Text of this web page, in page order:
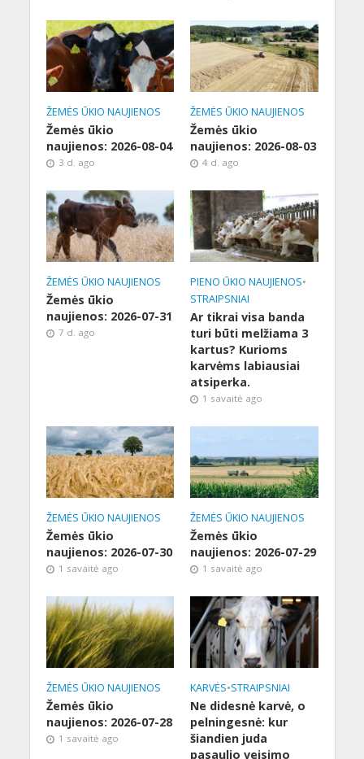
ŽEMĖS ŪKIO NAUJIENOS
Žemės ūkio
naujienos: 2026-08-04
3 d. ago
ŽEMĖS ŪKIO NAUJIENOS
Žemės ūkio
naujienos: 2026-08-03
4 d. ago
ŽEMĖS ŪKIO NAUJIENOS
Žemės ūkio
naujienos: 2026-07-31
7 d. ago
PIENO ŪKIO NAUJIENOS•
STRAIPSNIAI
Ar tikrai visa banda
turi būti melžiama 3
kartus? Kurioms
karvėms labiausiai
atsiperka.
1 savaitė ago
ŽEMĖS ŪKIO NAUJIENOS
Žemės ūkio
naujienos: 2026-07-30
1 savaitė ago
ŽEMĖS ŪKIO NAUJIENOS
Žemės ūkio
naujienos: 2026-07-29
1 savaitė ago
ŽEMĖS ŪKIO NAUJIENOS
Žemės ūkio
naujienos: 2026-07-28
1 savaitė ago
KARVĖS•STRAIPSNIAI
Ne didesnė karvė, o
pelningesnė: kur
šiandien juda
pasaulio veisimo